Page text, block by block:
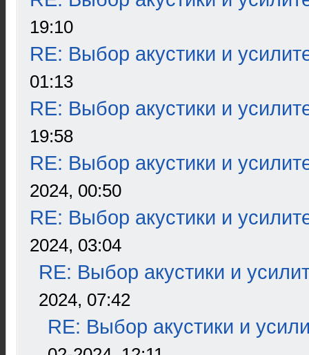
19:10
RE: Выбор акустики и
01:13
RE: Выбор акустики и
19:58
RE: Выбор акустики и
2024, 00:50
RE: Выбор акустики и
2024, 03:04
RE: Выбор акустики и
2024, 07:42
RE: Выбор акустики и